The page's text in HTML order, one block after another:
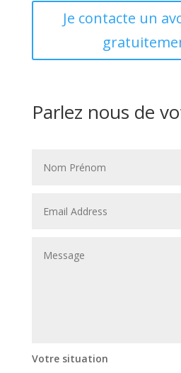
Je contacte un
Parlez nous de
Votre situation